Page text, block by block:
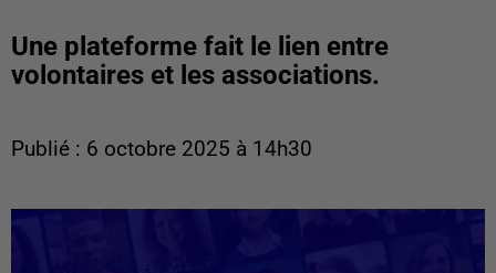
Une plateforme fait le lien entre
volontaires et les associations.
Publié : 6 octobre 2025 à 14h30